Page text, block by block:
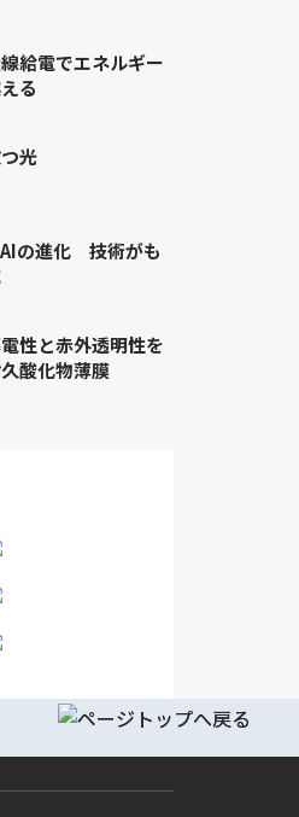
給電でエネルギー
る
光
AIの進化 技術がも
性と赤外透明性を
酸化物薄膜